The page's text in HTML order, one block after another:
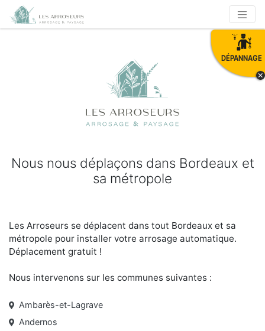
DÉPANNAGE
×
Nous nous déplaçons dans Bordeaux et
sa métropole
Les Arroseurs se déplacent dans tout Bordeaux et sa
métropole pour installer votre arrosage automatique.
Déplacement gratuit !
Nous intervenons sur les communes suivantes :
Ambarès-et-Lagrave
Andernos